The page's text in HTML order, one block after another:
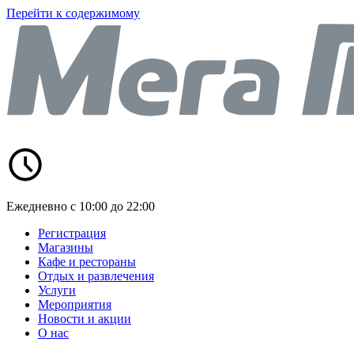
Перейти к содержимому
Ежедневно с 10:00 до 22:00
Регистрация
Магазины
Кафе и рестораны
Отдых и развлечения
Услуги
Мероприятия
Новости и акции
О нас